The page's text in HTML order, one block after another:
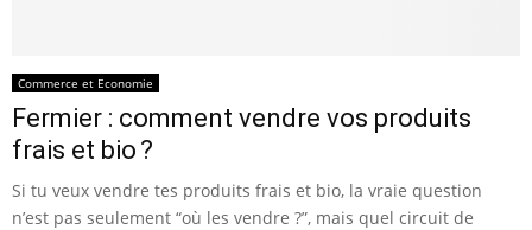
Commerce et Economie
Fermier : comment vendre vos produits
frais et bio ?
Si tu veux vendre tes produits frais et bio, la vraie question
n’est pas seulement “où les vendre ?”, mais quel circuit de